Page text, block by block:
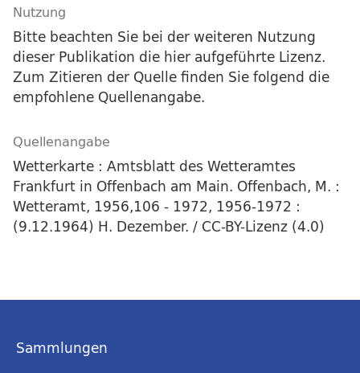
Nutzung
Bitte beachten Sie bei der weiteren Nutzung
dieser Publikation die hier aufgeführte Lizenz.
Zum Zitieren der Quelle finden Sie folgend die
empfohlene Quellenangabe.
Quellenangabe
Wetterkarte : Amtsblatt des Wetteramtes
Frankfurt in Offenbach am Main. Offenbach, M. :
Wetteramt, 1956,106 - 1972, 1956-1972 :
(9.12.1964) H. Dezember. / CC-BY-Lizenz (4.0)
Sammlungen